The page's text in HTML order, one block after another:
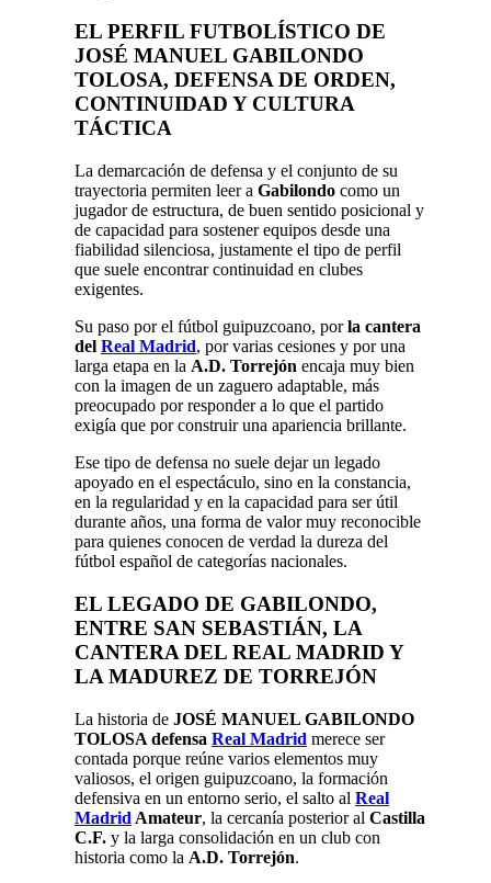
EL PERFIL FUTBOLÍSTICO DE
JOSÉ MANUEL GABILONDO
TOLOSA, DEFENSA DE ORDEN,
CONTINUIDAD Y CULTURA
TÁCTICA
La demarcación de defensa y el conjunto de su
trayectoria permiten leer a Gabilondo como un
jugador de estructura, de buen sentido posicional y
de capacidad para sostener equipos desde una
fiabilidad silenciosa, justamente el tipo de perfil
que suele encontrar continuidad en clubes
exigentes.
Su paso por el fútbol guipuzcoano, porla cantera
del Real Madrid, por varias cesiones y por una
larga etapa en la A.D. Torrejón encaja muy bien
con la imagen de un zaguero adaptable, más
preocupado por responder a lo que el partido
exigía que por construir una apariencia brillante.
Ese tipo de defensa no suele dejar un legado
apoyado en el espectáculo, sino en la constancia,
en la regularidad y en la capacidad para ser útil
durante años, una forma de valor muy reconocible
para quienes conocen de verdad la dureza del
fútbol español de categorías nacionales.
EL LEGADO DE GABILONDO,
ENTRE SAN SEBASTIÁN, LA
CANTERA DEL REAL MADRID Y
LA MADUREZ DE TORREJÓN
La historia de JOSÉ MANUEL GABILONDO
TOLOSA defensa Real Madrid merece ser
contada porque reúne varios elementos muy
valiosos, el origen guipuzcoano, la formación
defensiva en un entorno serio, el salto al Real
Madrid Amateur, la cercanía posterior al Castilla
C.F. y la larga consolidación en un club con
historia como la A.D. Torrejón.